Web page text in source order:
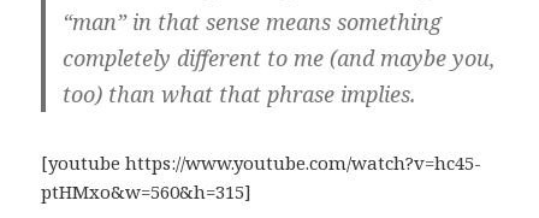
“man” in that sense means something
completely different to me (and maybe you,
too) than what that phrase implies.
[youtube https://www.youtube.com/watch?v=hc45-
ptHMxo&w=560&h=315]